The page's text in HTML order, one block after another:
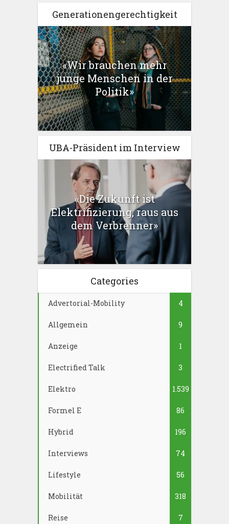
Generationengerechtigkeit
«Wir brauchen mehr
junge Menschen in der
Politik»
UBA-Präsident im Interview
«Die Zukunft ist
Elektrifizierung, raus aus
dem Verbrenner»
Categories
Advertorial-Mobility 4
Allgemein 9
Anzeige 1
Electrified Talk 3
Elektro 1.539
Formel E 86
Hybrid 196
Interviews 74
Lifestyle 56
Mobilität 318
Reise 7